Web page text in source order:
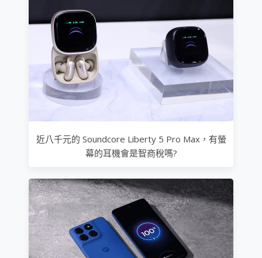
近八千元的 Soundcore Liberty 5 Pro Max，有螢
幕的耳機會是智商稅嗎?